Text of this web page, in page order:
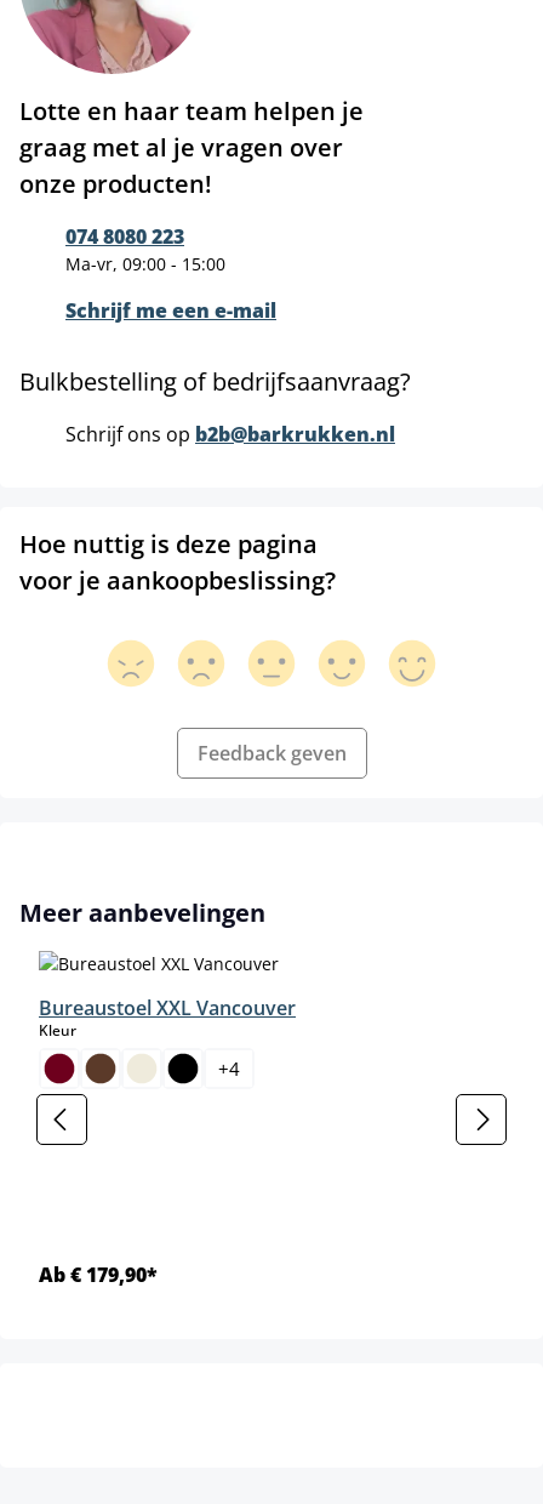
Lotte en haar team helpen je
graag met al je vragen over
onze producten!
074 8080 223
Ma-vr, 09:00 - 15:00
Schrijf me een e-mail
Bulkbestelling of bedrijfsaanvraag?
Schrijf ons op b2b@barkrukken.nl
Hoe nuttig is deze pagina
voor je aankoopbeslissing?
Feedback geven
Productgalerij overslaan
Meer aanbevelingen
Bureaustoel XXL Vancouver
Kleurselect
+4
Ab € 179,90*